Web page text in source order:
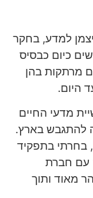
למדע, בחקר
כיום כבסיס
מרתקות בהן
היום.
מדעי החיים
2001, החלה להתגבש בארץ.
בחרתי בתפקיד
עם חברת
מאוד ותוך